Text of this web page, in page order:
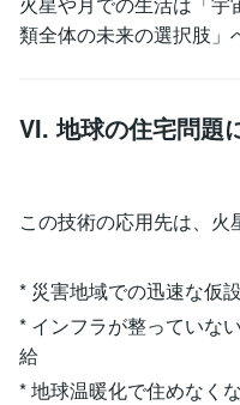
類全体の未来の選択肢」
VI. 地球の住宅問題
この技術の応用先は、火
* 災害地域での迅速な仮
* インフラが整っていな
給
* 地球温暖化で住めなく